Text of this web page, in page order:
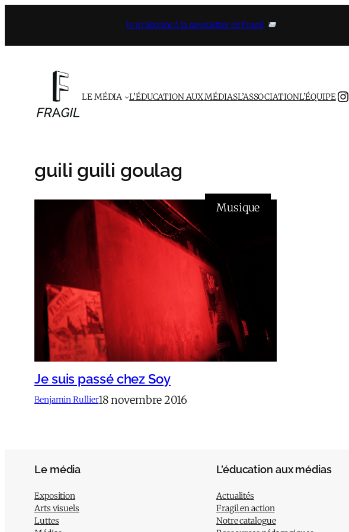
contenu
Je m’abonne à la newsletter de Fragil
LE MÉDIA L’ÉDUCATION AUX MÉDIASL’ASSOCIATIONL’ÉQUIPEINSTAGRAM
guili guili goulag
Musique
Je suis passé chez Soy
Benjamin Rullier18 novembre 2016
Le média
Exposition
Arts visuels
Luttes
L’éducation aux médias
Actualités
Fragil en action
Notre catalogue